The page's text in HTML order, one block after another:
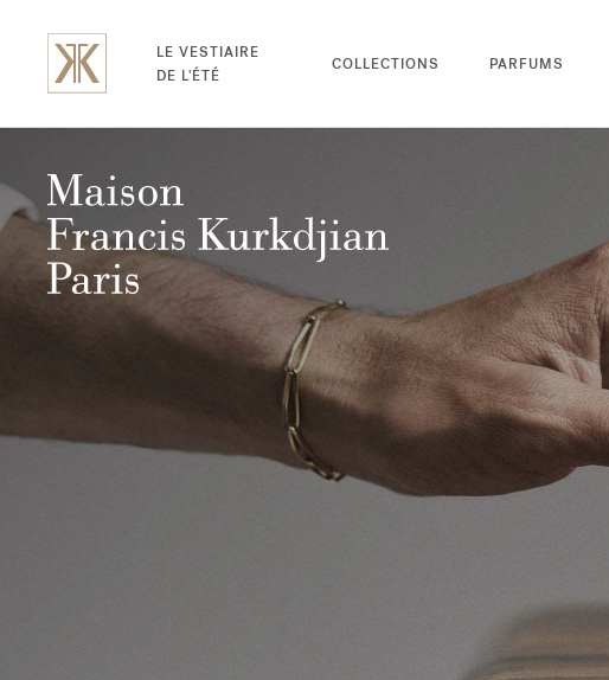
LE VESTIAIRE
DE L'ÉTÉ
COLLECTIONS PARFUMS